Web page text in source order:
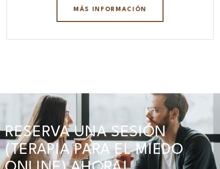
MÁS INFORMACIÓN
RESERVA UNA SESIÓN
(TERAPIA PARA EL MIEDO